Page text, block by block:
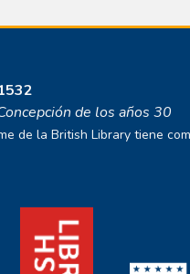
de los años 30
de la British Library tiene